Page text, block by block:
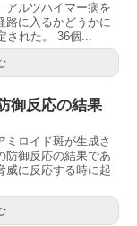
アルツハイマー病を
路に入るかどうかに
された。 36個...
御反応の結果
ミロイド斑が生成さ
防御反応の結果であ
威に反応する時に起